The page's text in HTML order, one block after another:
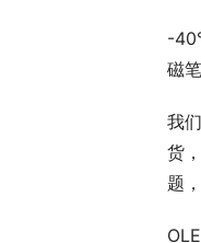
-
磁
我
货
题